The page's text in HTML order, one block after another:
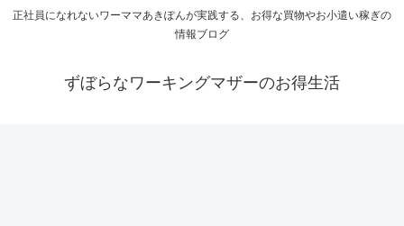
正社員になれないワーママあきぽんが実践する、お得な買物やお小遣い稼ぎの
情報ブログ
ずぼらなワーキングマザーのお得生活